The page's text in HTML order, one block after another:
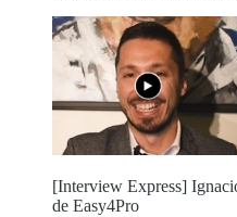
[Interview Express]
de Easy4Pro